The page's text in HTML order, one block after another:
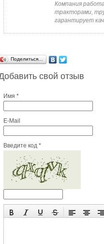
Компания
тракторами,
гарантирует
Поделиться…
свой отзыв
Имя *
E-Mail
Введите код *